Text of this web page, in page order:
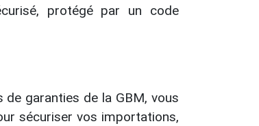
protégé par un code
de garanties de la GBM, vous
sécuriser vos importations,